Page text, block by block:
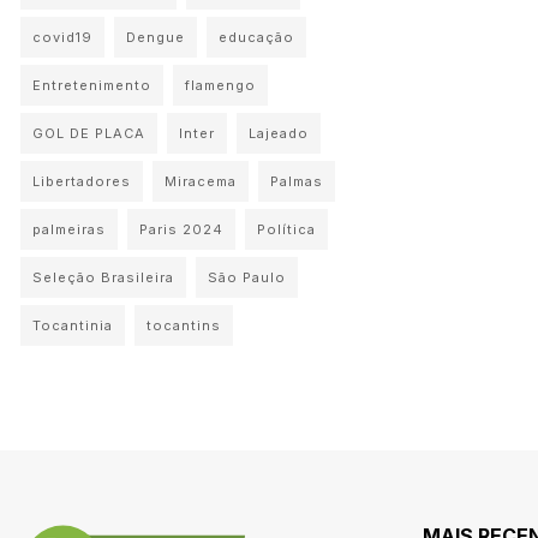
covid19 Dengue educação
Entretenimento flamengo
GOL DE PLACA Inter Lajeado
Libertadores Miracema Palmas
palmeiras Paris 2024 Política
Seleção Brasileira São Paulo
Tocantinia tocantins